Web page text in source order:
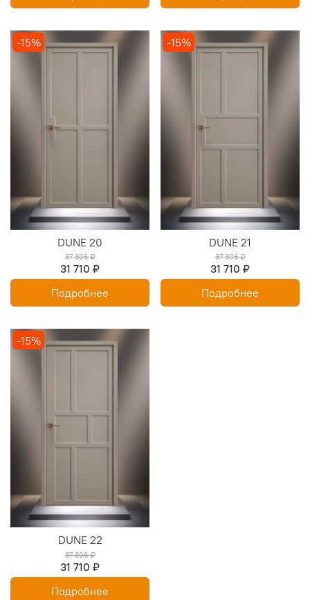
-15%
DUNE 20
37 306 ₽
31 710 ₽
Подробнее
-15%
DUNE 21
37 306 ₽
31 710 ₽
Подробнее
-15%
DUNE 22
37 306 ₽
31 710 ₽
Подробнее